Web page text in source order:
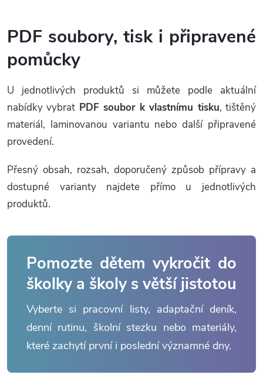
PDF soubory, tisk i připravené
pomůcky
U jednotlivých produktů si můžete podle aktuální
nabídky vybrat PDF soubor k vlastnímu tisku, tištěný
materiál, laminovanou variantu nebo další připravené
provedení.
Přesný obsah, rozsah, doporučený způsob přípravy a
dostupné varianty najdete přímo u jednotlivých
produktů.
Pomozte dětem vykročit do
školky a školy s větší jistotou
Vyberte si pracovní listy, adaptační deník,
denní rutinu, školní stezku nebo materiály,
které zachytí první i poslední významné dny.